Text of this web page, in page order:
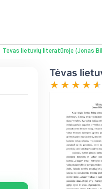
Tėvas lietuvių literatūroje (Jonas
Tėvas